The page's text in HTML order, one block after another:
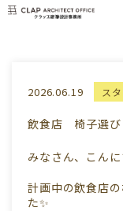
2026.06.19 ス
飲食店 椅子選び
みなさん、こんに
計画中の飲食店
た✨